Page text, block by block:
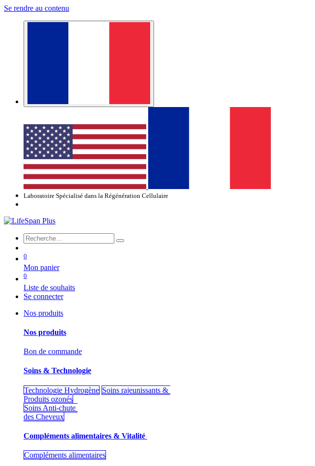
Se rendre au contenu
Laboratoire Spécialisé dans la Régénération Cellulaire
0
Mon panier
0
Liste de souhaits
Se connecter
Nos produits
Nos produits
Bon de commande
Soins & Technologie
Technologie Hydrogène Soins rajeunissants &
Produits ozonés
Soins Anti-chute
des Cheveux
Compléments alimentaires & Vitalité
Compléments alimentaires